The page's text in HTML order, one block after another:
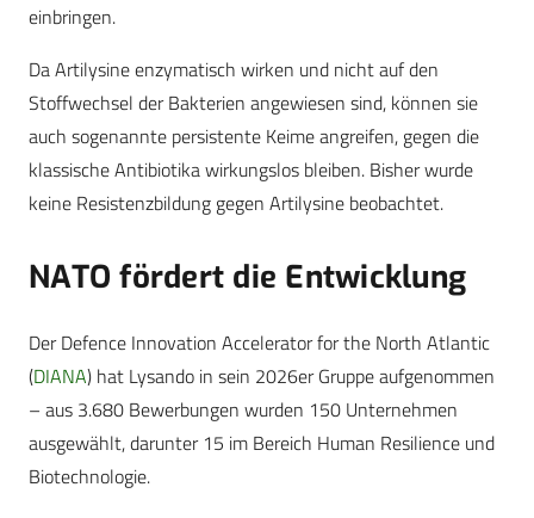
einbringen.
Da Artilysine enzymatisch wirken und nicht auf den
Stoffwechsel der Bakterien angewiesen sind, können sie
auch sogenannte persistente Keime angreifen, gegen die
klassische Antibiotika wirkungslos bleiben. Bisher wurde
keine Resistenzbildung gegen Artilysine beobachtet.
NATO fördert die Entwicklung
Der Defence Innovation Accelerator for the North Atlantic
(DIANA) hat Lysando in sein 2026er Gruppe aufgenommen
– aus 3.680 Bewerbungen wurden 150 Unternehmen
ausgewählt, darunter 15 im Bereich Human Resilience und
Biotechnologie.